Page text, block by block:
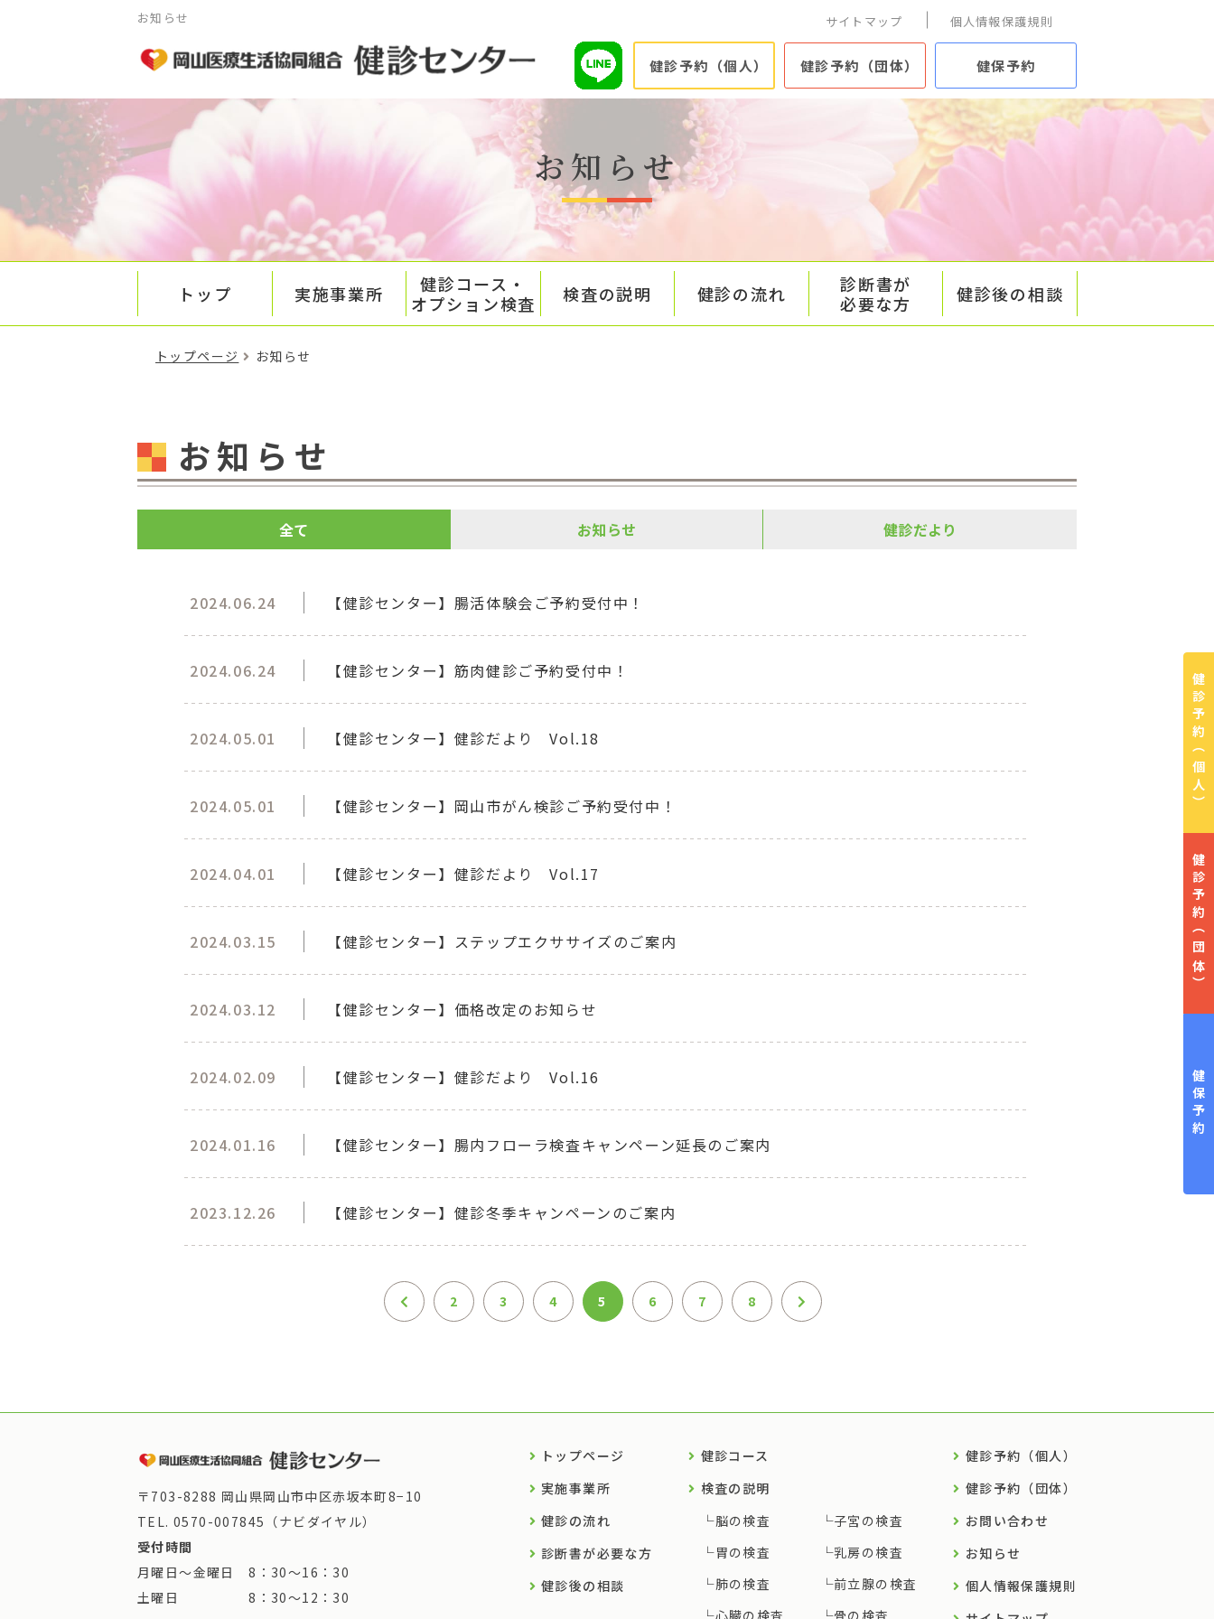
お知らせ サイトマップ 個人情報保護規則
健診予約（個人） 健診予約（団体） 健保予約
お知らせ
健診予約
（個人）
健診予約
（団体）
健保予約
トップ 実施事業所
健診コース・
オプション検査
検査の説明 健診の流れ
診断書が
必要な方
健診後の相談
トップページ お知らせ
お知らせ
全て お知らせ 健診だより
2024.06.24 【健診センター】腸活体験会ご予約受付中！
2024.06.24 【健診センター】筋肉健診ご予約受付中！
2024.05.01 【健診センター】健診だより Vol.18
2024.05.01 【健診センター】岡山市がん検診ご予約受付中！
2024.04.01 【健診センター】健診だより Vol.17
2024.03.15 【健診センター】ステップエクササイズのご案内
2024.03.12 【健診センター】価格改定のお知らせ
2024.02.09 【健診センター】健診だより Vol.16
2024.01.16 【健診センター】腸内フローラ検査キャンペーン延長のご案内
2023.12.26 【健診センター】健診冬季キャンペーンのご案内
2 3 4 5 6 7 8
〒703-8288 岡山県岡山市中区赤坂本町8−10
TEL. 0570-007845（ナビダイヤル）
受付時間
月曜日～金曜日 8：30～16：30
土曜日 8：30～12：30
トップページ
実施事業所
健診の流れ
診断書が必要な方
健診後の相談
健診コース
検査の説明
脳の検査
胃の検査
肺の検査
心臓の検査
子宮の検査
乳房の検査
前立腺の検査
骨の検査
健診予約（個人）
健診予約（団体）
お問い合わせ
お知らせ
個人情報保護規則